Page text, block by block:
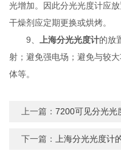
光增加。因此分光光度计应
干燥剂应定期更换或烘烤。
9、上海分光光度计的放
射；避免强电场；避免与较
体等。
上一篇：7200可见分光光
下一篇：上海分光光度计